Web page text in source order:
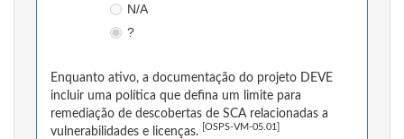
N/A
?
Enquanto ativo, a documentação do projeto DEVE
incluir uma política que defina um limite para
remediação de descobertas de SCA relacionadas a
vulnerabilidades e licenças.
[OSPS-VM-05.01]